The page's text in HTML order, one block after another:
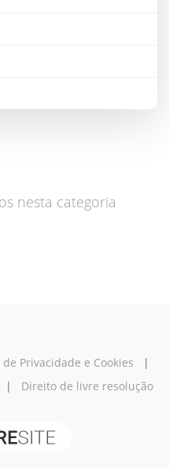
nesta categoria
Privacidade e Cookies |
| Direito de livre resolução